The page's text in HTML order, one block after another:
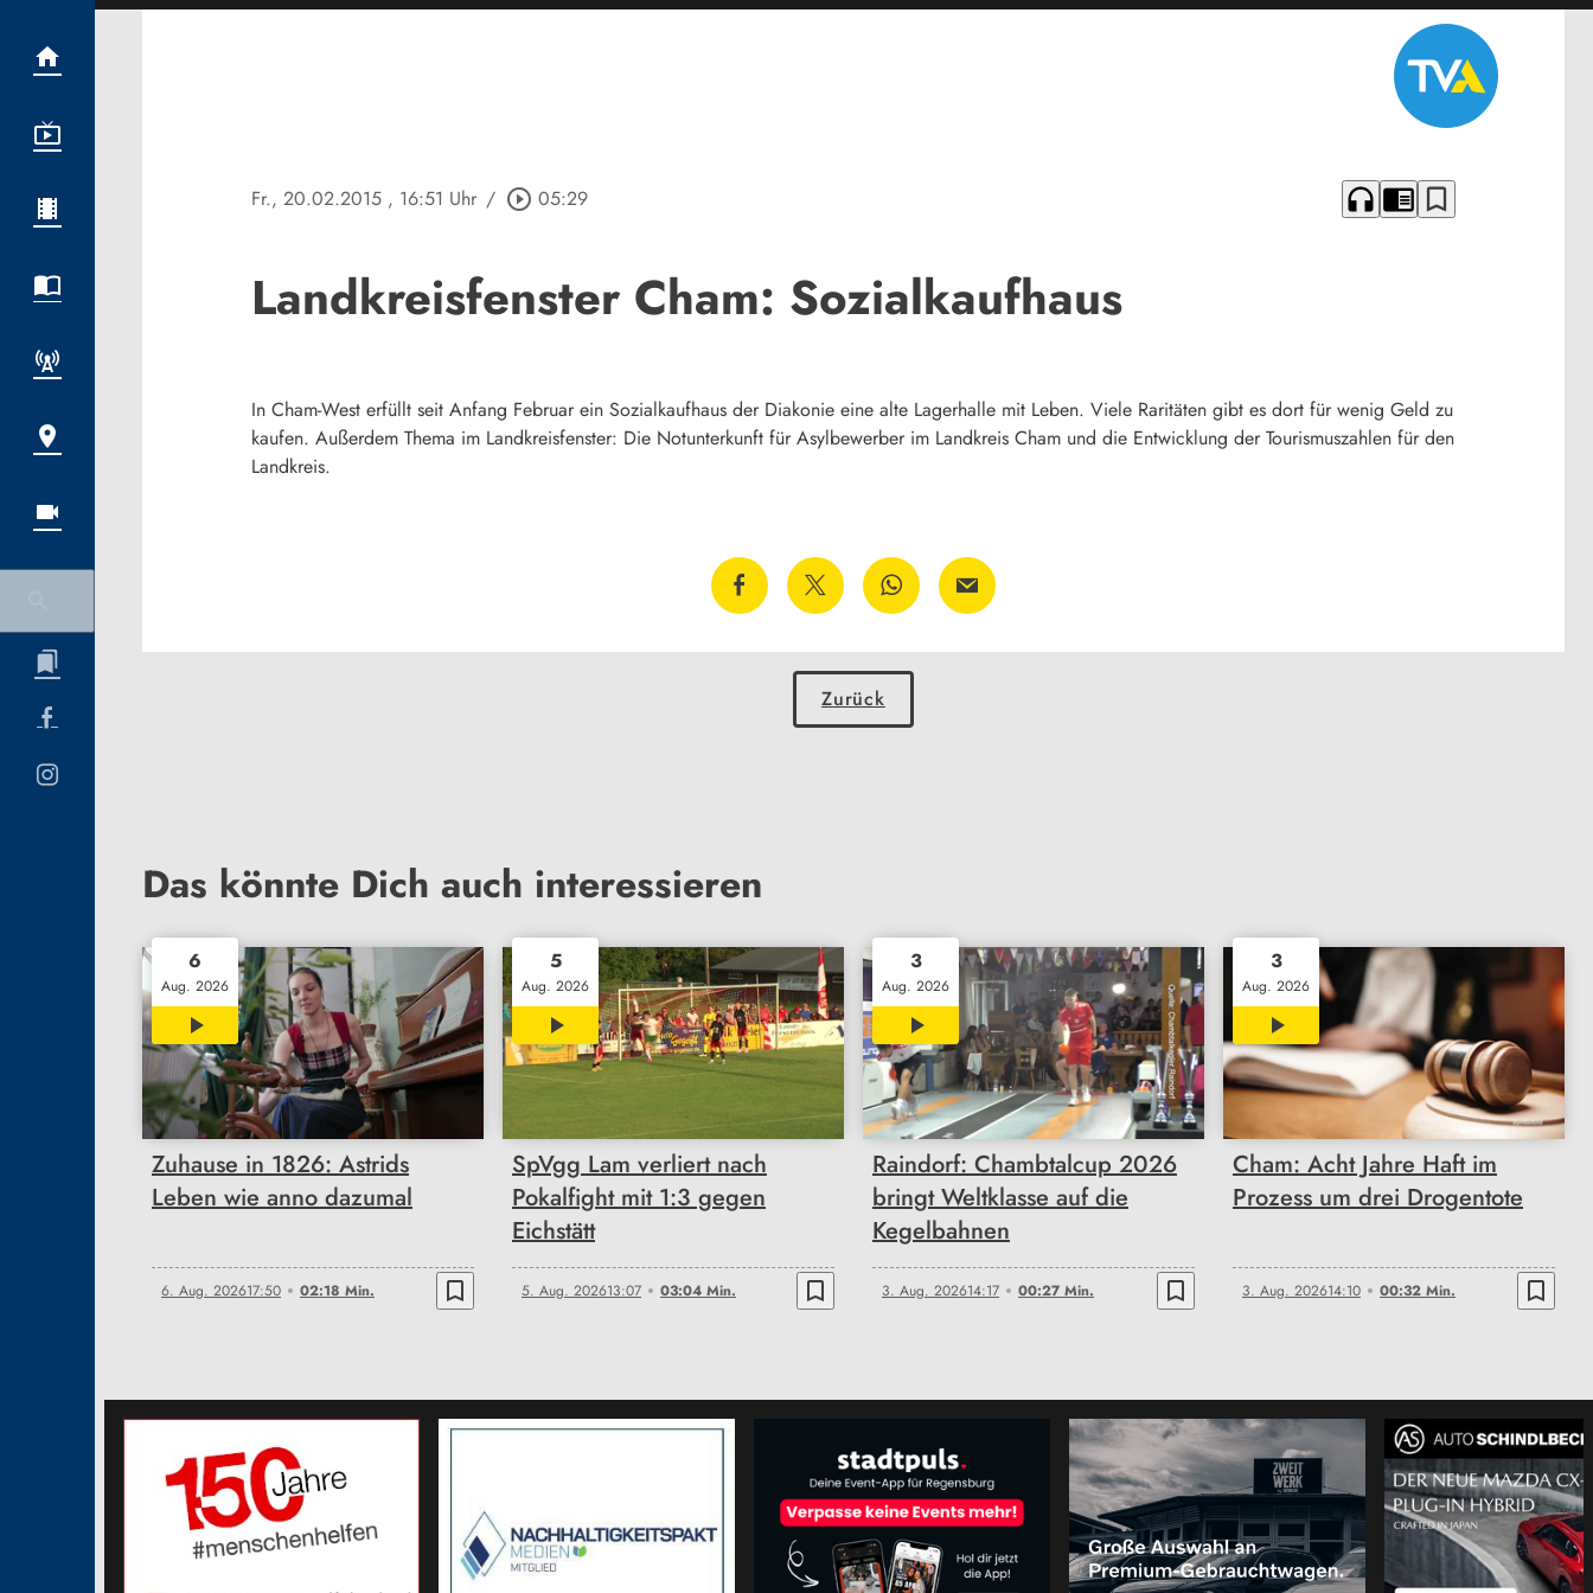
Fr., 20.02.2015 , 16:51 Uhr / play_circle_outline 05:29 headphones chrome_reader_mode bookmark_border
Landkreisfenster Cham: Sozialkaufhaus
In Cham-West erfüllt seit Anfang Februar ein Sozialkaufhaus der Diakonie eine alte Lagerhalle mit Leben. Viele Raritäten gibt es dort für wenig Geld zu
kaufen. Außerdem Thema im Landkreisfenster: Die Notunterkunft für Asylbewerber im Landkreis Cham und die Entwicklung der Tourismuszahlen für den
Landkreis.
Zurück
Das könnte Dich auch interessieren
6
Aug. 2026
02:18
Zuhause in 1826: Astrids
Leben wie anno dazumal
6. Aug. 202617:50 02:18 Min. bookmark_border
5
Aug. 2026
03:04
SpVgg Lam verliert nach
Pokalfight mit 1:3 gegen
Eichstätt
5. Aug. 202613:07 03:04 Min. bookmark_border
3
Aug. 2026
00:27
Raindorf: Chambtalcup 2026
bringt Weltklasse auf die
Kegelbahnen
3. Aug. 202614:17 00:27 Min. bookmark_border
3
Aug. 2026
00:32
Cham: Acht Jahre Haft im
Prozess um drei Drogentote
3. Aug. 202614:10 00:32 Min. bookmark_border